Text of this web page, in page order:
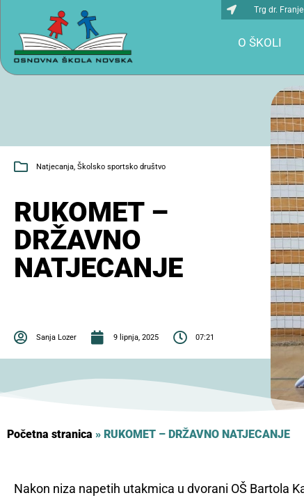
Trg dr.
O ŠKOLI
Natjecanja, Školsko sportsko društvo
RUKOMET –
DRŽAVNO
NATJECANJE
Sanja Lozer 9 lipnja, 2025 07:21
Početna stranica » RUKOMET – DRŽAVNO NATJECANJE
Nakon niza napetih utakmica u dvorani OŠ Bartola